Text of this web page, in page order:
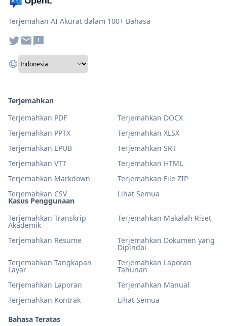
Terjemahan AI Akurat dalam 100+ Bahasa
Kasus Penggunaan
Terjemahkan Transkrip
Akademik
Terjemahkan Makalah Riset
Terjemahkan Resume Terjemahkan Dokumen yang
Dipindai
Terjemahkan Tangkapan
Layar
Terjemahkan Laporan
Tahunan
Terjemahkan Laporan
Terjemahkan Manual
Terjemahkan Kontrak
Lihat Semua
Bahasa Teratas
Terjemahkan
Terjemahkan PDF
Terjemahkan DOCX
Terjemahkan PPTX
Terjemahkan XLSX
Terjemahkan EPUB
Terjemahkan SRT
Terjemahkan VTT
Terjemahkan HTML
Terjemahkan Markdown
Terjemahkan File ZIP
Terjemahkan CSV
Lihat Semua